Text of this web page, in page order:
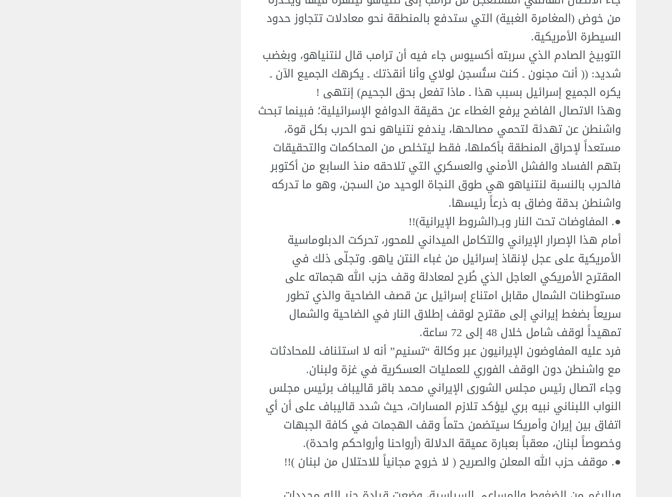
من خوض (المغامرة الغبية) التي ستدفع بالمنطقة نحو معادلات تتجاوز حدود
السيطرة الأمريكية.
التوبيخ الصادم الذي سربته أكسيوس جاء فيه أن ترامب قال لنتنياهو، وبغضب
شديد: (( أنت مجنون ـ كنت ستُسجن لولاي وأنا أنقذتك ـ يكرهك الجميع الآن ـ
يكره الجميع إسرائيل بسبب هذا ـ ماذا تفعل بحق الجحيم) إنتهى !
وهذا الاتصال الفاضح يرفع الغطاء عن حقيقة الدوافع الإسرائيلية؛ فبينما تبحث
واشنطن عن تهدئة لتحمي مصالحها، يندفع نتنياهو نحو الحرب بكل قوة،
مستعداً لإحراق المنطقة بأكملها، فقط ليتخلص من المحاكمات والتحقيقات
بتهم الفساد والفشل الأمني والعسكري التي تلاحقه منذ السابع من أكتوبر
فالحرب بالنسبة لنتنياهو هي طوق النجاة الوحيد من السجن، وهو ما تدركه
واشنطن بدقة وضاق به ذرعاً رئيسها.
●. المفاوضات تحت النار وبــ(الشروط الإيرانية)!!
أمام هذا الإصرار الإيراني والتكامل الميداني للمحور، تحركت الدبلوماسية
الأمريكية على عجل لإنقاذ إسرائيل من غباء النتن ياهو. وتجلّى ذلك في
المقترح الأمريكي العاجل الذي طُرح لمعادلة وقف حزب الله هجماته على
مستوطنات الشمال مقابل امتناع إسرائيل عن قصف الضاحية والذي تطور
سريعاً بضغط إيراني إلى مقترح لوقف إطلاق النار في الضاحية والشمال
تمهيداً لوقف شامل خلال 48 إلى 72 ساعة.
فرد عليه المفاوضون الإيرانيون عبر وكالة “تسنيم” أنه لا استئناف للمحادثات
مع واشنطن دون الوقف الفوري للعمليات العسكرية في غزة ولبنان.
وجاء اتصال رئيس مجلس الشورى الإيراني محمد باقر قاليباف برئيس مجلس
النواب اللبناني نبيه بري ليؤكد تلازم المسارات، حيث شدد قاليباف على أن أي
اتفاق بين إيران وأمريكا سيتضمن حتماً وقف الهجمات في كافة الجبهات
وخصوصاً لبنان، معقباً بعبارة عميقة الدلالة (أرواحنا وأرواحكم واحدة).
●. موقف حزب الله المعلن والصريح ( لا خروج مجانياً للاحتلال من لبنان )!!